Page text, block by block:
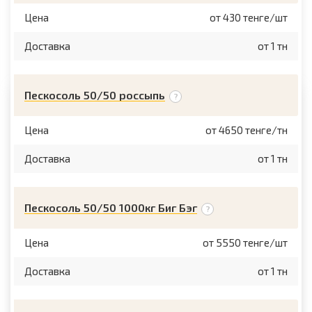
Цена от 430 тенге/шт
Доставка от 1 тн
Пескосоль 50/50 россыпь
Цена от 4650 тенге/тн
Доставка от 1 тн
Пескосоль 50/50 1000кг Биг Бэг
Цена от 5550 тенге/шт
Доставка от 1 тн